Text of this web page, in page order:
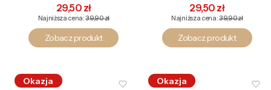
Cena promocyjna
29,50 zł
Najniższa cena:39,90 zł
Zobacz produkt
Cena promocyjna
29,50 zł
Najniższa cena:39,90 zł
Zobacz produkt
Okazja Okazja